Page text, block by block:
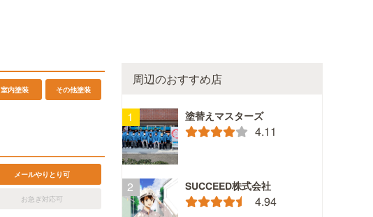
室内塗装 その他塗装
メールやりとり可
お急ぎ対応可
周辺のおすすめ店
塗替えマスターズ
4.11
SUCCEED株式会社
4.94